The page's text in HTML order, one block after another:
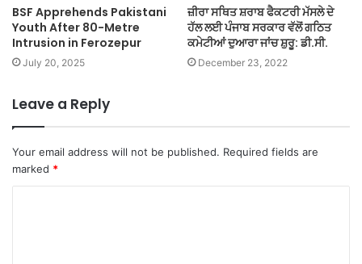
BSF Apprehends Pakistani
Youth After 80-Metre
Intrusion in Ferozepur
July 20, 2025
ਜ਼ੀਰਾ ਸਥਿਤ ਸ਼ਰਾਬ ਫੈਕਟਰੀ ਮੱਸਲੇ ਦੇ
ਹੱਲ ਲਈ ਪੰਜਾਬ ਸਰਕਾਰ ਵੱਲੋਂ ਗਠਿਤ
ਕਮੇਟੀਆਂ ਦੁਆਰਾ ਜਾਂਚ ਸ਼ੁਰੂ: ਡੀ.ਸੀ.
December 23, 2022
Leave a Reply
Your email address will not be published. Required fields are
marked *